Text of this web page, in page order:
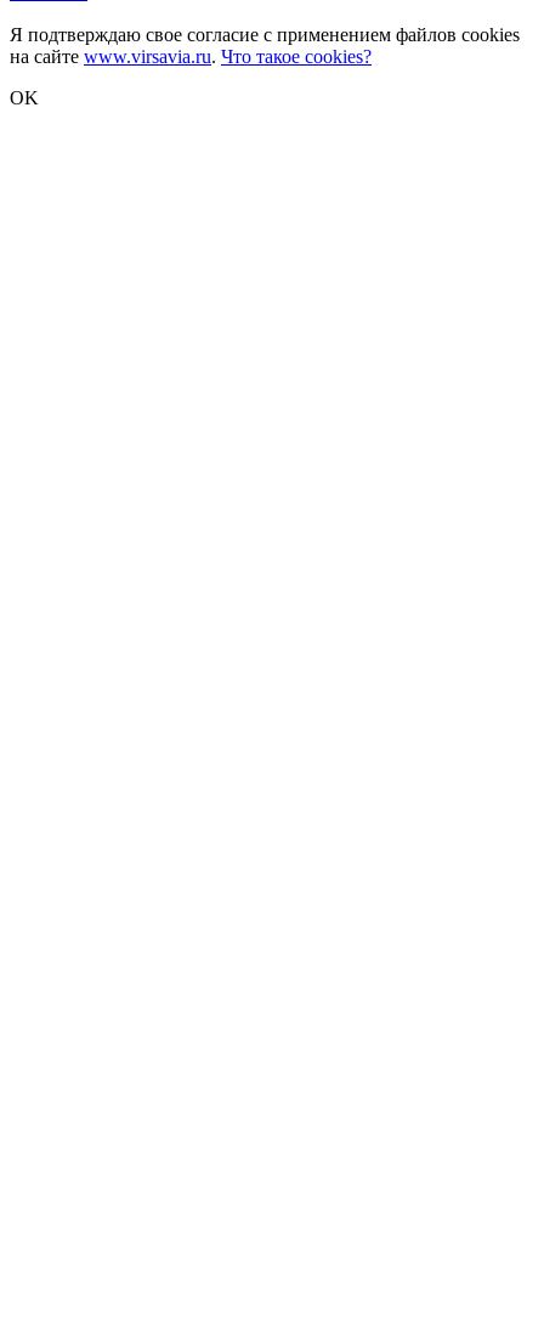
Я подтверждаю свое согласие с применением файлов cookies
на сайте www.virsavia.ru. Что такое cookies?
OK